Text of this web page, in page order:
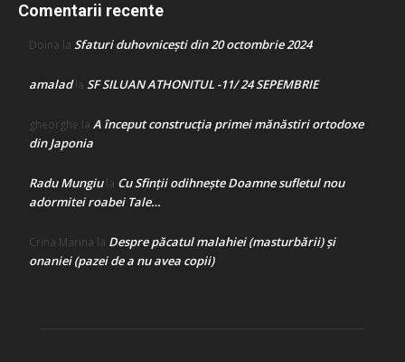
Comentarii recente
Doina la Sfaturi duhovnicești din 20 octombrie 2024
amaladla SF SILUAN ATHONITUL -11/ 24 SEPEMBRIE
gheorghe la A început construcţia primei mănăstiri ortodoxe
din Japonia
Radu Mungiula Cu Sfinții odihnește Doamne sufletul nou
adormitei roabei Tale…
Crina Marina la Despre păcatul malahiei (masturbării) şi
onaniei (pazei de a nu avea copii)